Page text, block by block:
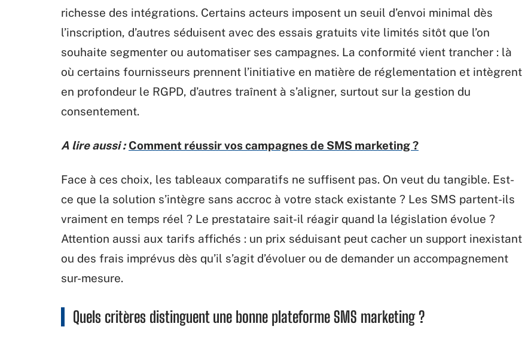
richesse des intégrations. Certains acteurs imposent un seuil d’envoi minimal dès
l’inscription, d’autres séduisent avec des essais gratuits vite limités sitôt que l’on
souhaite segmenter ou automatiser ses campagnes. La conformité vient trancher : là
où certains fournisseurs prennent l’initiative en matière de réglementation et intègrent
en profondeur le RGPD, d’autres traînent à s’aligner, surtout sur la gestion du
consentement.
A lire aussi : Comment réussir vos campagnes de SMS marketing ?
Face à ces choix, les tableaux comparatifs ne suffisent pas. On veut du tangible. Est-
ce que la solution s’intègre sans accroc à votre stack existante ? Les SMS partent-ils
vraiment en temps réel ? Le prestataire sait-il réagir quand la législation évolue ?
Attention aussi aux tarifs affichés : un prix séduisant peut cacher un support inexistant
ou des frais imprévus dès qu’il s’agit d’évoluer ou de demander un accompagnement
sur-mesure.
Quels critères distinguent une bonne plateforme SMS marketing ?